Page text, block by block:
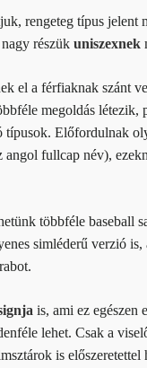
rengeteg típus jelent
részük uniszexnek
el a férfiaknak szánt
megoldás létezik,
Előfordulnak
angol fullcap név),
többféle baseball
simléderű verzió
is, ami ez egészen
lehet. Csak a
is